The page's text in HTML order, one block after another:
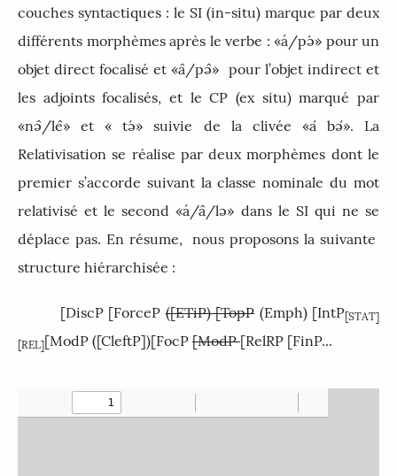
couches syntactiques : le SI (in-situ) marque par deux
différents morphèmes après le verbe : «á/pə́» pour un
objet direct focalisé et «a /pə» pour l’objet indirect et
les adjoints focalisés, et le CP (ex situ) marqué par
«nə /le» et «tə́» suivie de la clivée «á bə». La
Relativisation se réalise par deux morphèmes dont le
premier s’accorde suivant la classe nominale du mot
relativisé et le second «á/a /lə» dans le SI qui ne se
déplace pas. En résume, nous proposons la suivante
structure hiérarchisée :
[DiscP [ForceP([ETiP)[TopP(Emph) [IntP[STAT]
[REL][ModP ([CleftP])[FocP [ModP[RelRP [FinP...